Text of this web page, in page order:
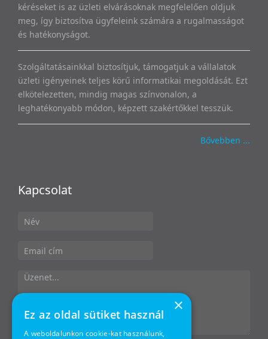
kéréseket is az üzleti elvárásoknak megfelelően oldjuk
meg, így biztosítva ügyfeleink számára a rugalmasságot
és hatékonyságot.
Szolgáltatásainkkal biztosítjuk, támogatjuk a vállalatok
üzleti igényeinek teljes körű informatikai megoldását. Ezt
elkötelezetten, mindig magas színvonalon, a
leghatékonyabb módon, képzett szakértőkkel tesszük.
Bővebben ...
Kapcsolat
×
Ez az oldal sütiket használ
A weboldalunkon cookie-kat használunk,